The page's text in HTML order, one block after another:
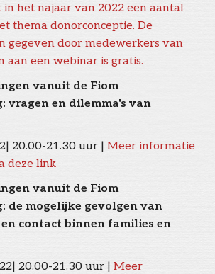
in het najaar van 2022 een aantal
thema donorconceptie. De
gegeven door medewerkers van
aan een webinar is gratis.
vanuit de Fiom
vragen en dilemma's van
20.00-21.30 uur | Meer informatie
deze link
vanuit de Fiom
de mogelijke gevolgen van
contact binnen families en
20.00-21.30 uur | Meer